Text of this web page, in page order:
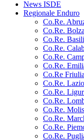
News ISDE
Regionale Enduro
Co.Re.
Co.Re.
Co.Re.
Co.Re.
Co.Re.
Co.Re.
Co.Re
Co.Re. Lazio
Co.Re.
Co.Re.
Co.Re.
Co.Re.
Co.Re.
Co.Re.